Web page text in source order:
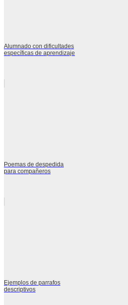
Alumnado con dificultades
específicas de aprendizaje
Poemas de despedida
para compañeros
Ejemplos de parrafos
descriptivos